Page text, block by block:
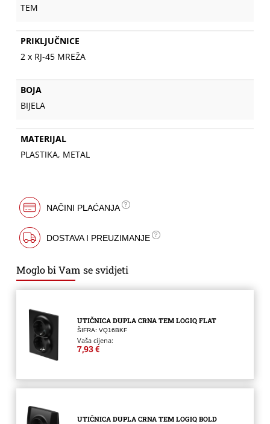
TEM
PRIKLJUČNICE
2 x RJ-45 MREŽA
BOJA
BIJELA
MATERIJAL
PLASTIKA, METAL
NAČINI PLAĆANJA
DOSTAVA I PREUZIMANJE
Moglo bi Vam se svidjeti
UTIČNICA DUPLA CRNA TEM LOGIQ FLAT
ŠIFRA: VQ16BKF
Vaša cijena:
7,93 €
UTIČNICA DUPLA CRNA TEM LOGIQ BOLD